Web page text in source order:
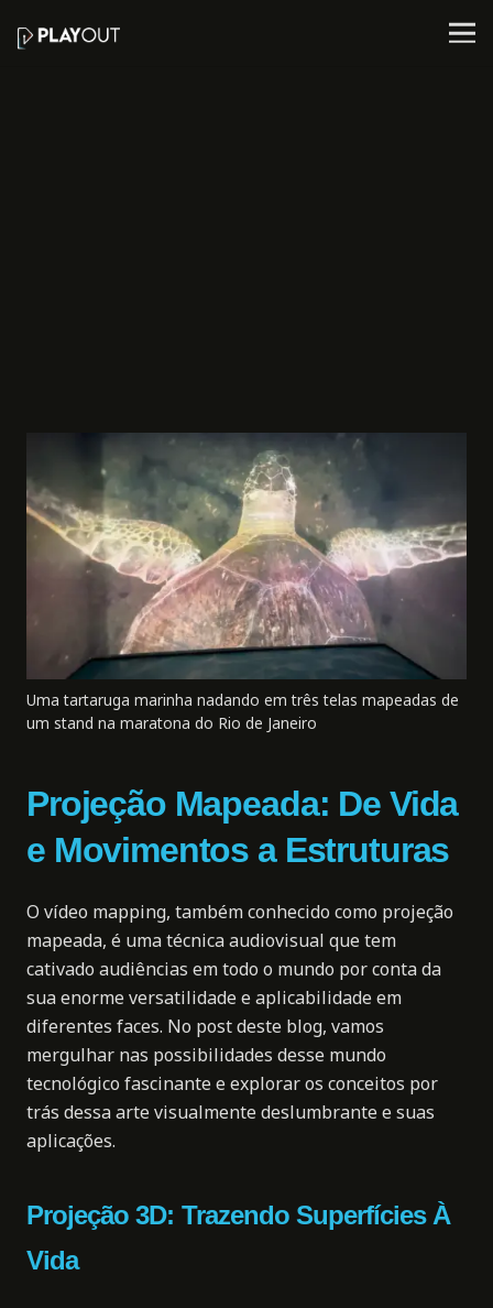
Uma tartaruga marinha nadando em três telas mapeadas de
um stand na maratona do Rio de Janeiro
Projeção Mapeada: De Vida
e Movimentos a Estruturas
O vídeo mapping, também conhecido como projeção
mapeada, é uma técnica audiovisual que tem
cativado audiências em todo o mundo por conta da
sua enorme versatilidade e aplicabilidade em
diferentes faces. No post deste blog, vamos
mergulhar nas possibilidades desse mundo
tecnológico fascinante e explorar os conceitos por
trás dessa arte visualmente deslumbrante e suas
aplicações.
Projeção 3D: Trazendo Superfícies À
Vida